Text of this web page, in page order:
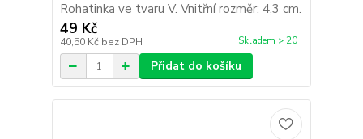
Rohatinka ve tvaru V. Vnitřní rozměr: 4,3 cm.
49 Kč
40,50 Kč bez DPH Skladem > 20
Přidat do košíku